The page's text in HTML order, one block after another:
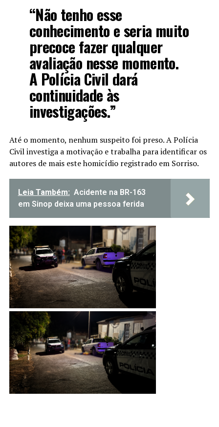
“Não tenho esse
conhecimento e seria muito
precoce fazer qualquer
avaliação nesse momento.
A Polícia Civil dará
continuidade às
investigações.”
Até o momento, nenhum suspeito foi preso. A Polícia
Civil investiga a motivação e trabalha para identificar os
autores de mais este homicídio registrado em Sorriso.
Leia Também: Acidente na BR-163
em Sinop deixa uma pessoa ferida